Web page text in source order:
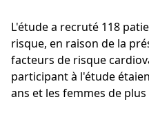
L'étude a recruté 118
risque, en raison de la
facteurs de risque
participant à l'étude
ans et les femmes de plus